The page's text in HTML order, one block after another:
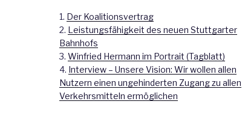
1. Der Koalitionsvertrag
2. Leistungsfähigkeit des neuen Stuttgarter
Bahnhofs
3. Winfried Hermann im Portrait (Tagblatt)
4. Interview – Unsere Vision: Wir wollen allen
Nutzern einen ungehinderten Zugang zu allen
Verkehrsmitteln ermöglichen